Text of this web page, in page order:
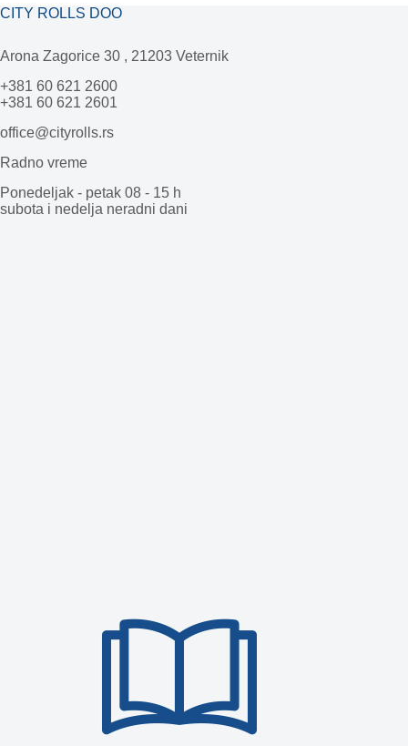
CITY ROLLS DOO
Arona Zagorice 30 , 21203 Veternik
+381 60 621 2600
+381 60 621 2601
office@cityrolls.rs
Radno vreme
Ponedeljak - petak 08 - 15 h
subota i nedelja neradni dani